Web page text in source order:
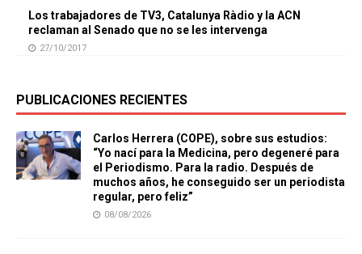
Los trabajadores de TV3, Catalunya Ràdio y la ACN
reclaman al Senado que no se les intervenga
27/10/2017
PUBLICACIONES RECIENTES
Carlos Herrera (COPE), sobre sus estudios:
“Yo nací para la Medicina, pero degeneré para
el Periodismo. Para la radio. Después de
muchos años, he conseguido ser un periodista
regular, pero feliz”
08/08/2026